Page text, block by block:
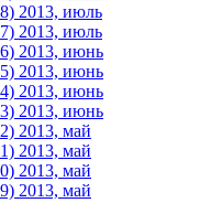
2013, июль
2013, июль
2013, июнь
2013, июнь
2013, июнь
2013, июнь
2013, май
2013, май
2013, май
2013, май